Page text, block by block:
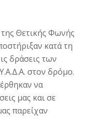
Θετικής Φωνής
κατά τη
δράσεις των
στον δρόμο.
να
μας και σε
παρείχαν